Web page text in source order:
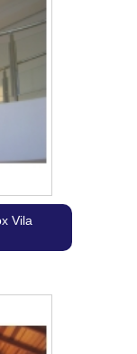
Vila